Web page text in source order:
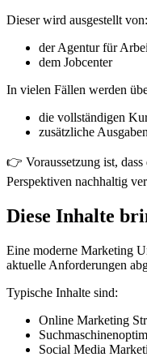
Dieser wird ausgestellt von:
der Agentur für
dem Jobcenter
In vielen Fällen werden
die vollständigen
zusätzliche
👉 Voraussetzung ist,
Perspektiven nachhaltig
Diese Inhalte
Eine moderne Marketing
aktuelle Anforderungen
Typische Inhalte sind:
Online Marketing
Social Media